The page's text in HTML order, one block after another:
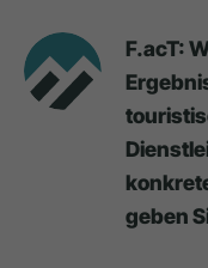
F.acT:
geben